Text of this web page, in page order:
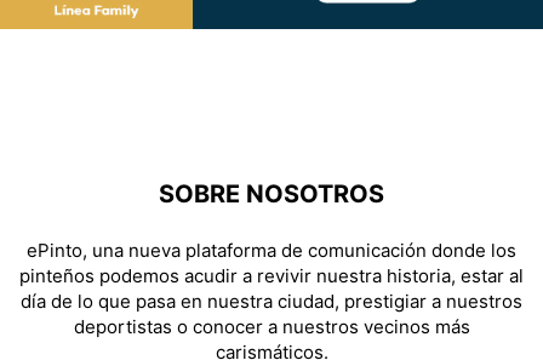
SOBRE NOSOTROS
ePinto, una nueva plataforma de comunicación donde los
pinteños podemos acudir a revivir nuestra historia, estar al
día de lo que pasa en nuestra ciudad, prestigiar a nuestros
deportistas o conocer a nuestros vecinos más
carismáticos.